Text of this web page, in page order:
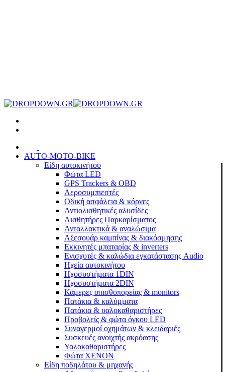
AUTO-MOTO-BIKE
Είδη αυτοκινήτου
Φώτα LED
GPS Trackers & OBD
Αεροσυμπιεστές
Οδική ασφάλεια & κόρνες
Αντιολισθητικές αλυσίδες
Αισθητήρες Παρκαρίσματος
Ανταλλακτικά & αναλώσιμα
Αξεσουάρ καμπίνας & διακόσμησης
Εκκινητές μπαταρίας & inverters
Ενισχυτές & καλώδια εγκατάστασης Audio
Ηχεία αυτοκινήτου
Ηχοσυστήματα 1DIN
Ηχοσυστήματα 2DIN
Κάμερες οπισθοπορείας & monitors
Πατάκια & καλύμματα
Πατάκια & υαλοκαθαριστήρες
Προβολείς & φώτα όγκου LED
Συναγερμοί οχημάτων & κλειδαριές
Συσκευές ανοιχτής ακρόασης
Υαλοκαθαριστήρες
Φώτα XENON
Είδη ποδηλάτου & μηχανής